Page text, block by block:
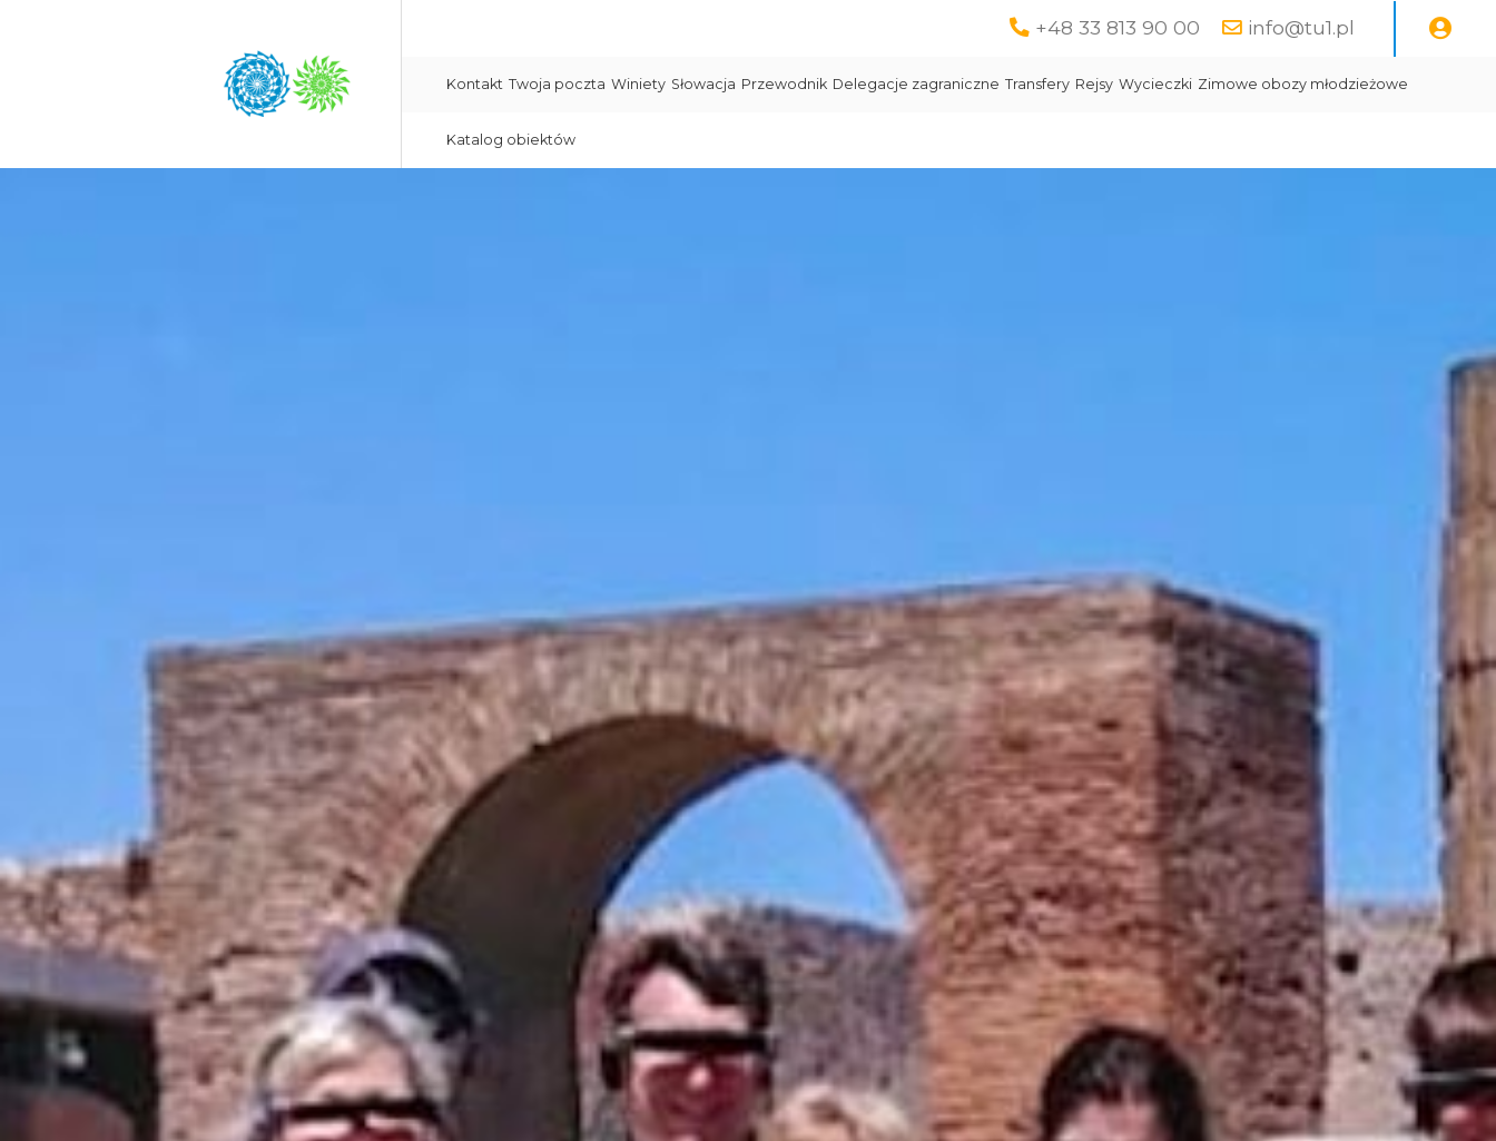
+48 33 813 90 00 info@tu1.pl
Kontakt Twoja poczta Winiety Słowacja Przewodnik Delegacje zagraniczne Transfery Rejsy Wycieczki Zimowe obozy młodzieżowe
Katalog obiektów